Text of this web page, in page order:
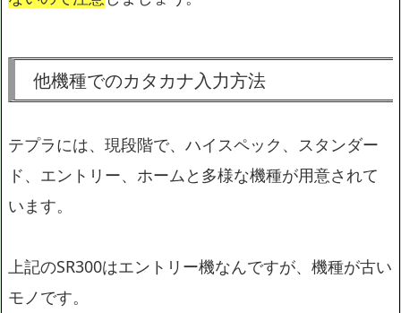
他機種でのカタカナ入力方法
テプラには、現段階で、ハイスペック、スタンダー
ド、エントリー、ホームと多様な機種が用意されて
います。
上記のSR300はエントリー機なんですが、機種が古い
モノです。